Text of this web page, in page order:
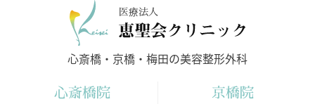
医療法人
心斎橋・京橋・梅田の美容整形外科
心斎橋院 京橋院